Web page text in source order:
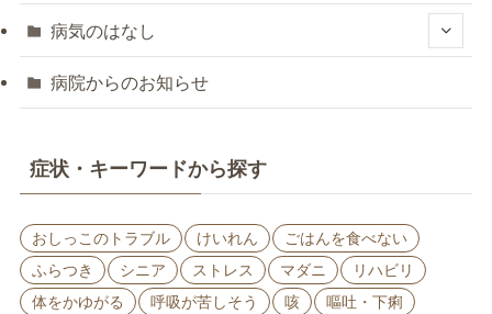
病気のはなし
病院からのお知らせ
症状・キーワードから探す
おしっこのトラブル けいれん
ごはんを食べない
ふらつき
シニア ストレス マダニ
リハビリ
体をかゆがる
呼吸が苦しそう 咳
嘔吐・下痢